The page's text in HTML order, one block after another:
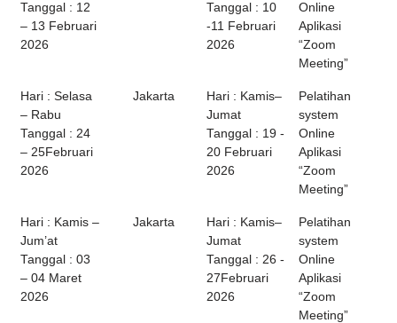
Tanggal : 12
– 13 Februari
2026
Tanggal : 10
-11 Februari
2026
Online
Aplikasi
“Zoom
Meeting”
Hari : Selasa
– Rabu
Tanggal : 24
– 25Februari
2026
Jakarta
Hari : Kamis–
Jumat
Tanggal : 19 -
20 Februari
2026
Pelatihan
system
Online
Aplikasi
“Zoom
Meeting”
Hari : Kamis –
Jum’at
Tanggal : 03
– 04 Maret
2026
Jakarta
Hari : Kamis–
Jumat
Tanggal : 26 -
27Februari
2026
Pelatihan
system
Online
Aplikasi
“Zoom
Meeting”